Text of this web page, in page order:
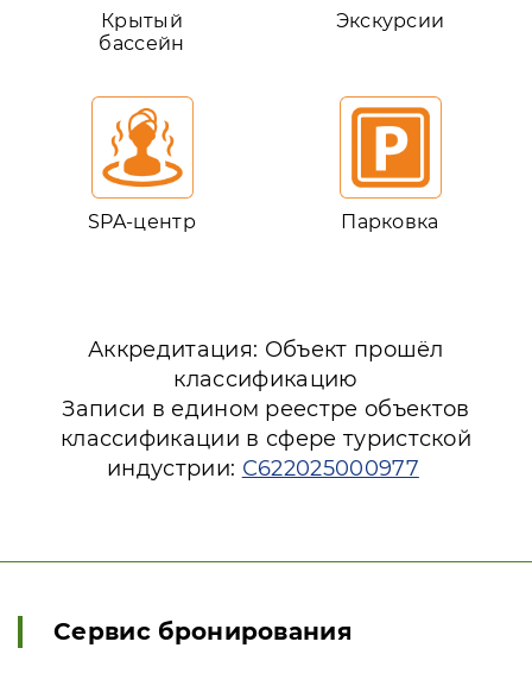
Крытый
бассейн
Экскурсии
SPA-центр Парковка
Аккредитация: Объект прошёл
классификацию
Записи в едином реестре объектов
классификации в сфере туристской
индустрии: С622025000977
Сервис бронирования